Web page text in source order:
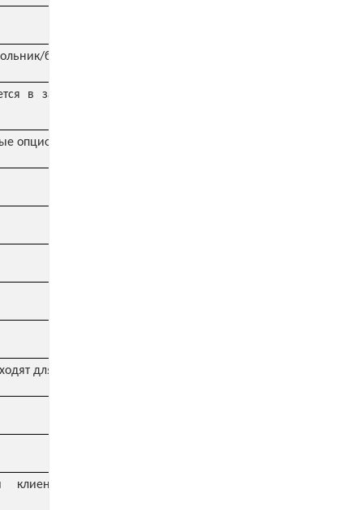
бренд Hankook
в зависимости от
опционально
для всех рынков)
(особенно